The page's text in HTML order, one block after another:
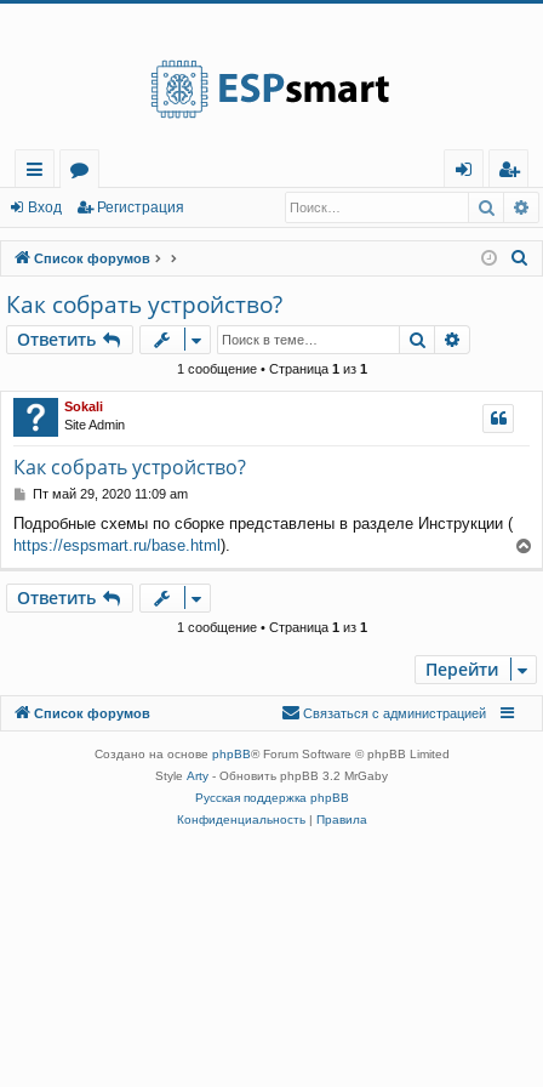
с
ы
лк
и
о
ру
м
ы
д
г
ис
тр
Вход Регистрация
Список форумов
Как собрать устройство?
Ответить
Ответить Поиск
1 сообщение • Страница 1из 1
Sokali
Site Admin
Как собрать устройство?
С
о
б
щ
е
н
Пт май 29, 2020 11:09 am
Подробные схемы по сборке представлены в разделе Инструкции (
https://espsmart.ru/base.html ).
е
с
Ответить
Ответить
1 сообщение • Страница 1из 1
Перейти
Список форумов
Связаться с
Связаться с администрацией
Создано на основе phpBB® Forum Software © phpBB Limited
Style Arty - Обновить phpBB 3.2 MrGaby
Русская поддержка phpBB
Конфиденциальность| Правила